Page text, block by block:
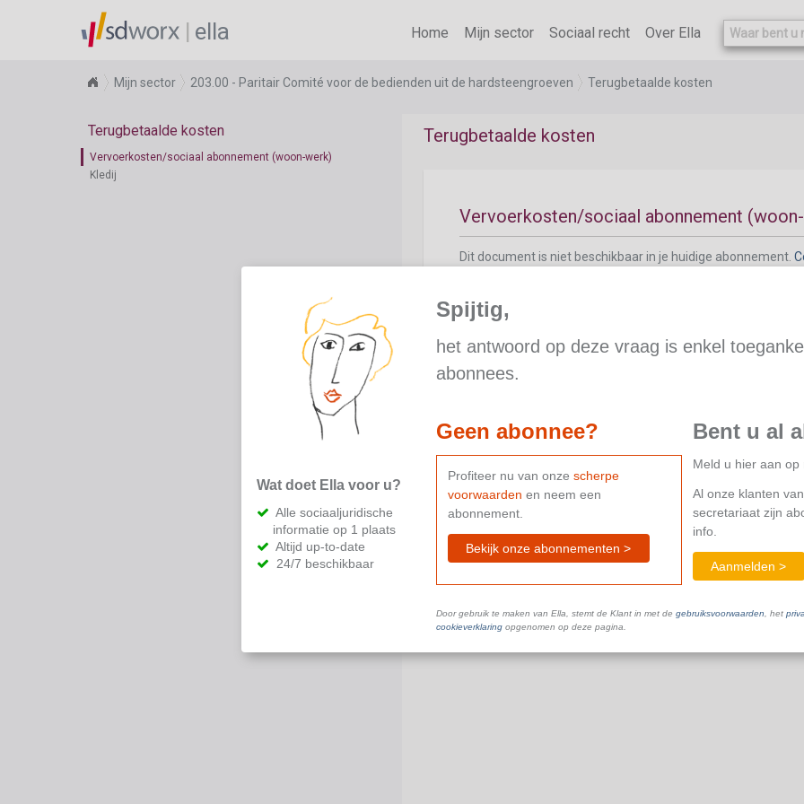
ella Home Mijn sector Sociaal recht Over Ella
Mijn sector 203.00 - Paritair Comité voor de bedienden uit de hardsteengroeven Terugbetaalde kosten
Terugbetaalde kosten
Vervoerkosten/sociaal abonnement (woon-werk)
Kledij
Terugbetaalde kosten
Vervoerkosten/sociaal abonnement
Dit document is niet beschikbaar in je huidige abonnement.
Dit document is niet beschikbaar in je huidige abonnement.
Wat doet Ella voor u?
Alle sociaaljuridische
informatie op 1 plaats
Altijd up-to-date
24/7 beschikbaar
Spijtig,
het antwoord op deze vraag is enkel
abonnees.
Geen abonnee?
Profiteer nu van onze scherpe
voorwaarden en neem een
abonnement.
Bekijk onze abonnementen >
Bent u al
Meld u hier aan op
Al onze klanten
secretariaat zijn
info.
Aanmelden >
Door gebruik te maken van Ella, stemt de Klant in met de gebruiksvoorwaarden , het
cookieverklaringopgenomen op deze pagina.